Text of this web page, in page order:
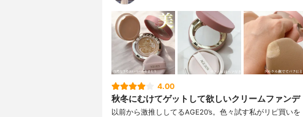
4.00
秋冬にむけてゲットして欲しいクリームファンデ
以前から激推ししてるAGE20’s。色々試す私がリピ買いを